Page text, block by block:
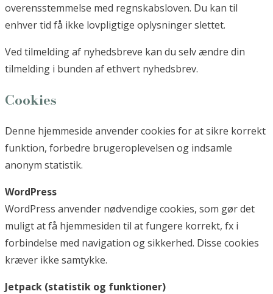
overensstemmelse med regnskabsloven. Du kan til
enhver tid få ikke lovpligtige oplysninger slettet.
Ved tilmelding af nyhedsbreve kan du selv ændre din
tilmelding i bunden af ethvert nyhedsbrev.
Cookies
Denne hjemmeside anvender cookies for at sikre korrekt
funktion, forbedre brugeroplevelsen og indsamle
anonym statistik.
WordPress
WordPress anvender nødvendige cookies, som gør det
muligt at få hjemmesiden til at fungere korrekt, fx i
forbindelse med navigation og sikkerhed. Disse cookies
kræver ikke samtykke.
Jetpack (statistik og funktioner)